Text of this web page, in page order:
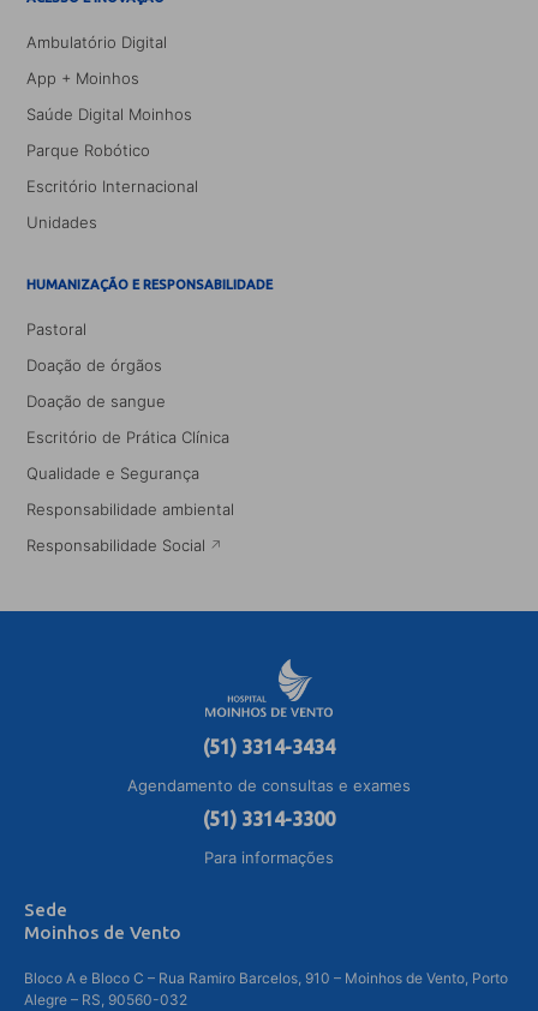
Ambulatório Digital
App + Moinhos
Saúde Digital Moinhos
Parque Robótico
Escritório Internacional
Unidades
HUMANIZAÇÃO E RESPONSABILIDADE
Pastoral
Doação de órgãos
Doação de sangue
Escritório de Prática Clínica
Qualidade e Segurança
Responsabilidade ambiental
Responsabilidade Social
(51) 3314-3434
Agendamento de consultas e exames
(51) 3314-3300
Para informações
Sede
Moinhos de Vento
Bloco A e Bloco C – Rua Ramiro Barcelos, 910 – Moinhos de Vento, Porto
Alegre – RS, 90560-032